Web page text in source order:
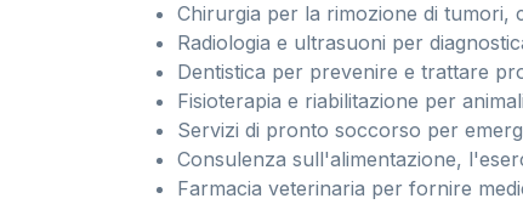
Chirurgia per la rimozione di
Radiologia e ultrasuoni per
Dentistica per prevenire e trattare
Fisioterapia e riabilitazione per
Servizi di pronto soccorso per
Consulenza sull'alimentazione,
Farmacia veterinaria per fornire